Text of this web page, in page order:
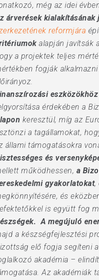
még az idei
árverések kialakításának
reformjára
alapján javítsák
a projektek teljes
fogják
érdekében a
keresztül, míg az
a tagállamokat,
állami támogatásokra
és
működhessen, a
gyakorlatokat,
és
is együtt fog
A megújuló
a készségfejlesztési
elő fogja segíteni
akadémia –
Az akadémiák